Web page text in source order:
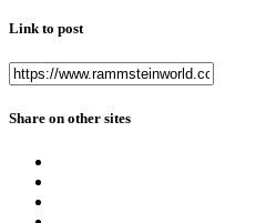
Link to post
Share on other sites